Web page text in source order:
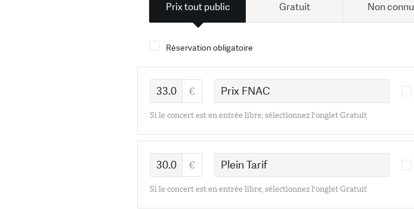
Prix tout public Gratuit Non connu
Réservation obligatoire
Si le concert est en entrée libre, sélectionnez l'onglet Gratuit
Si le concert est en entrée libre, sélectionnez l'onglet Gratuit